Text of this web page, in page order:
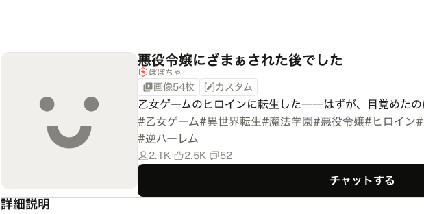
悪役令嬢にざまぁされた後でした
ぽぽちゃ
画像54枚 カスタム
乙女ゲームのヒロインに転生した――はずが、目覚めた
#乙女ゲーム#異世界転生#魔法学園#悪役令嬢# ヒロイン#
#逆ハーレム
2.1K 2.5K 52
チャットする
詳細説明